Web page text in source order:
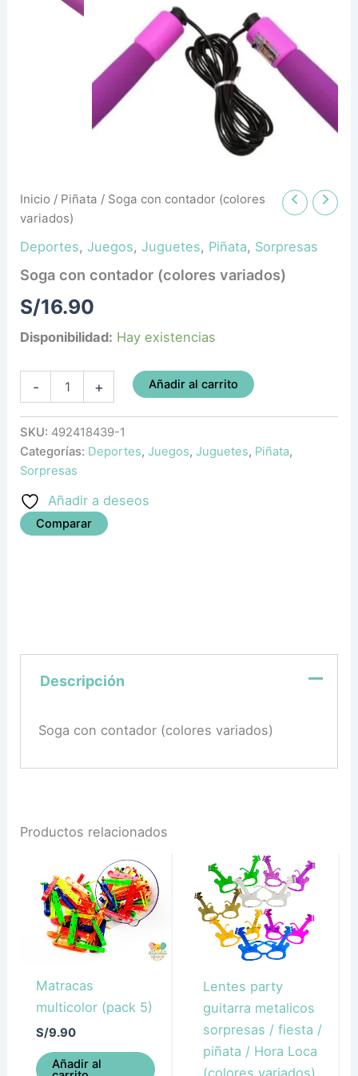
Inicio / Piñata / Soga con contador (colores
variados)
Deportes,Juegos,Juguetes, Piñata, Sorpresas
Soga con contador (colores variados)
S/16.90
Disponibilidad: Hay existencias
- + Añadir al carrito
SKU: 492418439-1
Categorías: Deportes,Juegos,Juguetes, Piñata,
Sorpresas
Añadir a deseos
Comparar
Descripción
Soga con contador (colores variados)
Productos relacionados
Matracas
multicolor (pack 5)
S/9.90
Añadir al
Lentes party
guitarra metalicos
sorpresas / fiesta /
piñata / Hora Loca
(colores variados)